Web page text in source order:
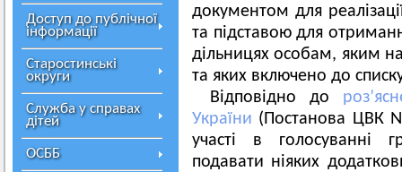
Доступ до публічної
інформації
Старостинські
округи
Служба у справах
дітей
ОСББ
документом для
та підставою для
дільницях особам, яким
та яких включено до
Відповідно до
України (Постанова ЦВК
участі в голосуванні
подавати ніяких